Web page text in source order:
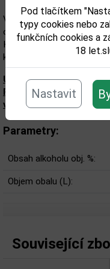
Pod tlačítkem
typy cookies nebo
funkčních cookies a
18
Nastavit
Výrobek je uzavřen
omotán drátem a v
Každá láhev má k
kartáčem pro odstranění
Upozorňujeme, že
Přesné složení a
výrobku. Zkontrolujte
Parametry:
Obsah alkoholu obj. %:
Objem obalu (L):
Související